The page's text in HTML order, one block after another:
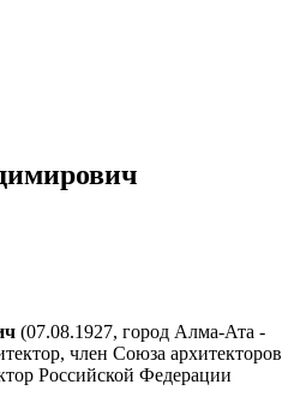
(07.08.1927, город Алма-Ата -
член Союза архитекторов
Российской Федерации